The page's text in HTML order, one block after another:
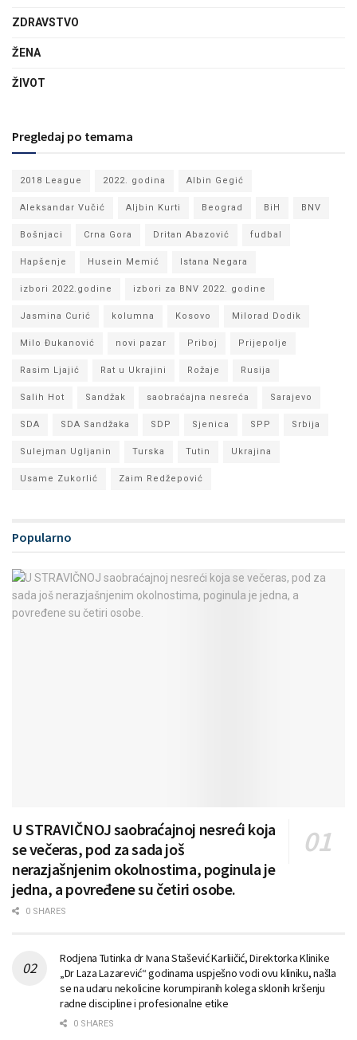
ZDRAVSTVO
ŽENA
ŽIVOT
Pregledaj po temama
2018 League 2022. godina Albin Gegić
Aleksandar Vučić Aljbin Kurti Beograd BiH BNV
Bošnjaci Crna Gora Dritan Abazović fudbal
Hapšenje Husein Memić Istana Negara
izbori 2022.godine izbori za BNV 2022. godine
Jasmina Curić kolumna Kosovo Milorad Dodik
Milo Đukanović novi pazar Priboj Prijepolje
Rasim Ljajić Rat u Ukrajini Rožaje Rusija
Salih Hot Sandžak saobraćajna nesreća Sarajevo
SDA SDA Sandžaka SDP Sjenica SPP Srbija
Sulejman Ugljanin Turska Tutin Ukrajina
Usame Zukorlić Zaim Redžepović
Popularno
U STRAVIČNOJ saobraćajnoj nesreći koja
se večeras, pod za sada još
nerazjašnjenim okolnostima, poginula je
jedna, a povređene su četiri osobe.
0 SHARES
Rodjena Tutinka dr Ivana Stašević Karliičić, Direktorka Klinike
„Dr Laza Lazarević“ godinama uspješno vodi ovu kliniku, našla
se na udaru nekolicine korumpiranih kolega sklonih kršenju
radne discipline i profesionalne etike
0 SHARES